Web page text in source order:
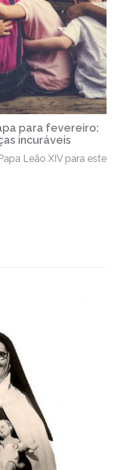
para fevereiro:
incuráveis
Leão XIV para este